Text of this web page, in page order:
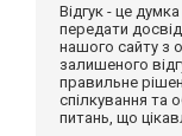
Відгук - це
передати
нашого сайту з
залишеного
правильне
спілкування та
питань, що